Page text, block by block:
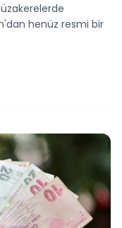
henüz resmi bir